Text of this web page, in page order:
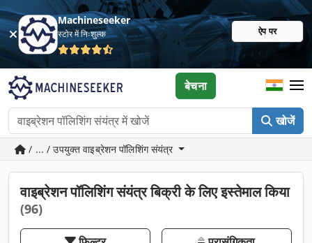
Machineseeker
स्टोर में निःशुल्क ऐप पर
खोजें
बेचना
/ ... / उपयुक्त वाइब्रेशन पॉलिशिंग संयंत्र
वाइब्रेशन पॉलिशिंग संयंत्र बिक्री के लिए इस्तेमाल किया
(96)